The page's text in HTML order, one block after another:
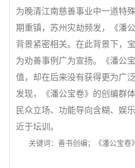
为晚清江南慈善事业中一道特
期重镇，苏州灾劫频发，《潘
背景紧密相关。在此背景下，
为劝善事例广为宣扬。《潘公
值，却在后来没有获得更为广
发现，《潘公宝卷》的创编群
民众立场、功能导向含糊、娱
近于坛训。
关键词：善书创编；《潘公宝卷